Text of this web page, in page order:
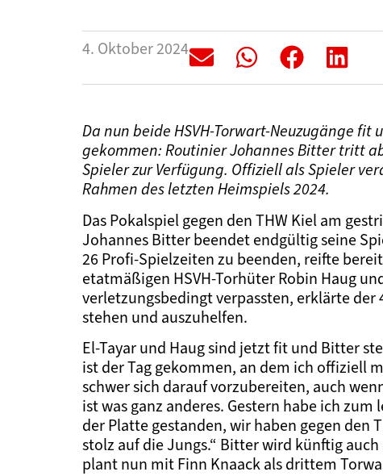
4. Oktober 2024
Da nun beide HSVH-Torwart-Neuzugänge
gekommen: Routinier Johannes Bitter tritt
Spieler zur Verfügung. Offiziell als Spieler
Rahmen des letzten Heimspiels 2024.
Das Pokalspiel gegen den THW Kiel am
Johannes Bitter beendet endgültig seine
26 Profi-Spielzeiten zu beenden, reifte
etatmäßigen HSVH-Torhüter Robin Haug
verletzungsbedingt verpassten, erklärte
stehen und auszuhelfen.
El-Tayar und Haug sind jetzt fit und Bitter
ist der Tag gekommen, an dem ich offiziell
schwer sich darauf vorzubereiten, auch
ist was ganz anderes. Gestern habe ich
der Platte gestanden, wir haben gegen den
stolz auf die Jungs.“ Bitter wird künftig
plant nun mit Finn Knaack als drittem